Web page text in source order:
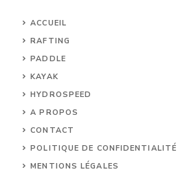
ACCUEIL
RAFTING
PADDLE
KAYAK
HYDROSPEED
A PROPOS
CONTACT
POLITIQUE DE CONFIDENTIALITÉ
MENTIONS LÉGALES